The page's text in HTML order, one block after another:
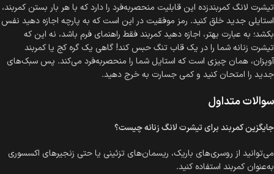
تیشرت لانگ کمربندزده این قابلیت منحصر‌به‌فرد را دارد که با هر بار بستن کمربند،
استایلی جدید خلق کنید. رمز موفقیت در این است که به پارچه اجازه دهید نفس
بکشد؛ به عبارت بهتر، اجازه دهید کمربند فقط راهنمای فرم باشد، نه این که
تیشرت زنانه شما را در یک قاب تنگ حبس کند! گاهی یک گره کج یا کمربند
آویزان، همان چیزی است که استایل شما را منحصر‌به‌فرد می‌کند. پس سبک‌های
جدید را امتحان کنید و کمی جسارت به خرج دهید.
سوالات متداول
جایگزین کمربند برای تیشرت لانگ زنانه چیست؟
می‌توانید از روسری‌های باریک، ریسمان‌های تزئینی یا حتی زنجیرهای اکسسوری
به‌عنوان کمربند استفاده کنید.